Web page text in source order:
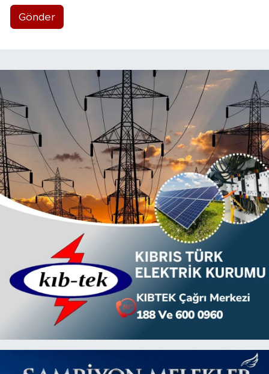
Gönder